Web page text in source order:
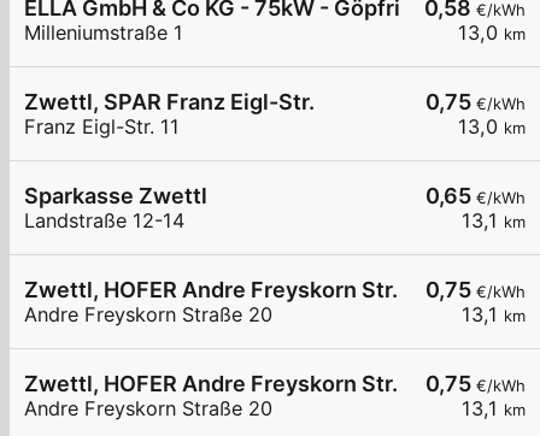
0,58 €/kWh
13,0 km
ELLA GmbH & Co KG - 75kW - Göpfritz Firma
Milleniumstraße 1
0,75 €/kWh
13,0 km
Zwettl, SPAR Franz Eigl-Str.
Franz Eigl-Str. 11
0,65 €/kWh
13,1 km
Sparkasse Zwettl
Landstraße 12-14
0,75 €/kWh
13,1 km
Zwettl, HOFER Andre Freyskorn Str.
Andre Freyskorn Straße 20
0,75 €/kWh
13,1 km
Zwettl, HOFER Andre Freyskorn Str.
Andre Freyskorn Straße 20